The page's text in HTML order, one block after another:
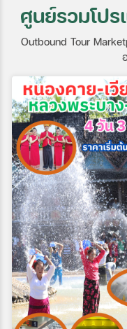
ศูนย์รวมโป
Outbound Tour